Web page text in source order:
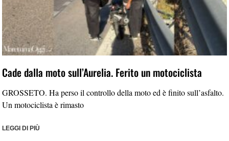
Cade dalla moto sull’Aurelia. Ferito un motociclista
GROSSETO. Ha perso il controllo della moto ed è finito sull’asfalto.
Un motociclista è rimasto
LEGGI DI PIÙ